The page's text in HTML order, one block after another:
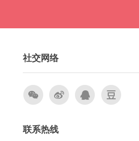
联系热线
社交网络